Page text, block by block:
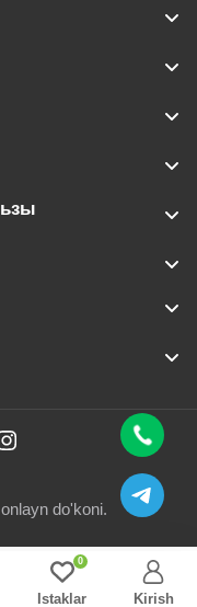
do'koni.
0
Istaklar Kirish